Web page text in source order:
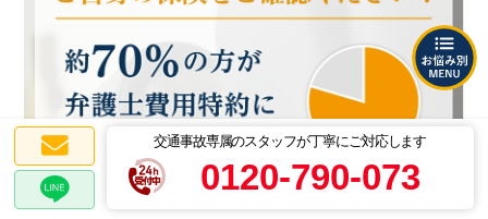
交通事故専属のスタッフが丁寧にご対応します
0120-790-073